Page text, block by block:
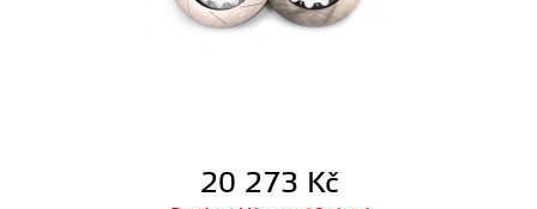
20 273 Kč